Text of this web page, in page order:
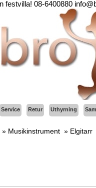
festvilla! 08-6400880
Service Retur Uthyrning
» Musikinstrument » Elgitarr